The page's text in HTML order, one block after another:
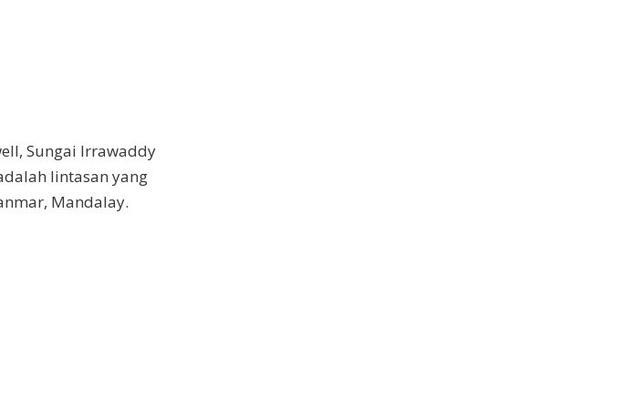
Sungai Irrawaddy
lintasan yang
Mandalay.